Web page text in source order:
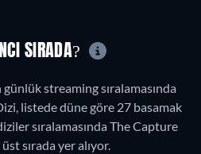
SIRADA?
streaming sıralamasında
listede düne göre 27 basamak
sıralamasında The Capture
sırada yer alıyor.